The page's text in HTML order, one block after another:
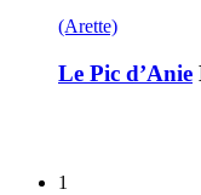
(Arette)
Le Pic d’Anie
1